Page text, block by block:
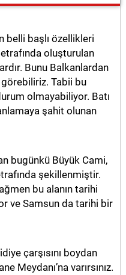
belli başlı özellikleri
oluşturulan
Bunu Balkanlardan
Tabii bu
olmayabiliyor. Batı
şahit olunan
bugünkü Büyük Cami,
şekillenmiştir.
bu alanın tarihi
ve Samsun da tarihi bir
çarşısını boydan
Meydanı’na varırsınız.